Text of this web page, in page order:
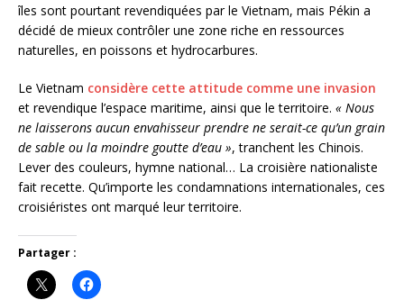
îles sont pourtant revendiquées par le Vietnam, mais Pékin a
décidé de mieux contrôler une zone riche en ressources
naturelles, en poissons et hydrocarbures.
Le Vietnam considère cette attitude comme une invasion
et revendique l’espace maritime, ainsi que le territoire. « Nous
ne laisserons aucun envahisseur prendre ne serait-ce qu’un grain
de sable ou la moindre goutte d’eau », tranchent les Chinois.
Lever des couleurs, hymne national… La croisière nationaliste
fait recette. Qu’importe les condamnations internationales, ces
croisiéristes ont marqué leur territoire.
Partager :